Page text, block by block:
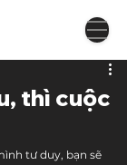
thì cuộc
tư duy, bạn sẽ